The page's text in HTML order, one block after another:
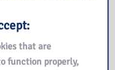
TUTAJ
that are
function properly,